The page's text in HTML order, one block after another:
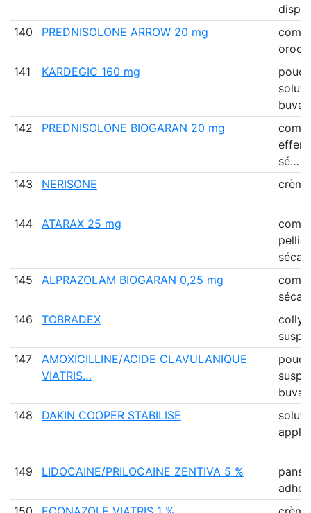
140
PREDNISOLONE ARROW 20 mg
141
KARDEGIC 160 mg
142
PREDNISOLONE BIOGARAN 20 mg
sé…
143
NERISONE crème
144 ATARAX 25 mg
145
ALPRAZOLAM BIOGARAN 0,25 mg
146
TOBRADEX
147
AMOXICILLINE/ACIDE CLAVULANIQUE
VIATRIS…
148
DAKIN COOPER STABILISE
149 LIDOCAINE/PRILOCAINE ZENTIVA 5 %